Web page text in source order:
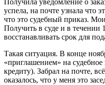
успела, на почте узнала что
что это судебный приказ.
Получить в суде и в течении
восстанавливать срок для
Такая ситуация. В конце
«приглашением» на судебное
кредиту). Забрал на почте,
оказалось, что у меня это